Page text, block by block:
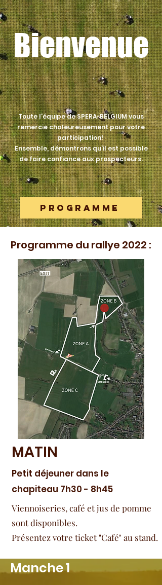
Bienvenue
Toute l'équipe de SPERA-BELGIUM vous
remercie chaleureusement pour votre
participation!
Ensemble, démontrons qu’il est possible
de faire confiance aux prospecteurs.
PROGRAMME
Programme du rallye 2022 :
MATIN
Petit déjeuner dans le
chapiteau 7h30 - 8h45
Viennoiseries, café et jus de pomme
sont disponibles.
Présentez votre ticket "Café" au stand.
Manche 1